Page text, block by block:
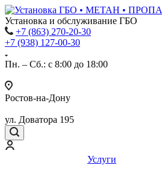
Установка и обслуживание ГБО
+7 (863) 270-20-30
+7 (938) 127-00-30
Пн. – Сб.: с 8:00 до 18:00
Ростов-на-Дону
ул. Доватора 195
Услуги